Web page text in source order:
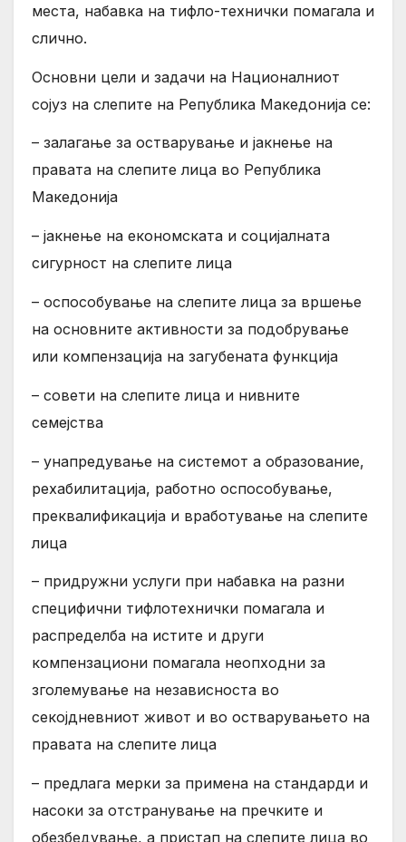
места, набавка на тифло-технички помагала и
слично.
Основни цели и задачи на Националниот
сојуз на слепите на Република Македонија се:
– залагање за остварување и јакнење на
правата на слепите лица во Република
Македонија
– јакнење на економската и социјалната
сигурност на слепите лица
– оспособување на слепите лица за вршење
на основните активности за подобрување
или компензација на загубената функција
– совети на слепите лица и нивните
семејства
– унапредување на системот а образование,
рехабилитација, работно оспособување,
преквалификација и вработување на слепите
лица
– придружни услуги при набавка на разни
специфични тифлотехнички помагала и
распределба на истите и други
компензациони помагала неопходни за
зголемување на независноста во
секојдневниот живот и во остварувањето на
правата на слепите лица
– предлага мерки за примена на стандарди и
насоки за отстранување на пречките и
обезбедување, а пристап на слепите лица во